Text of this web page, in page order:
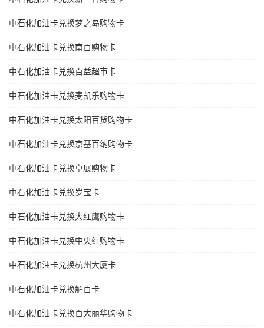
中石化加油卡兑换梦之岛购物卡
中石化加油卡兑换南百购物卡
中石化加油卡兑换百益超市卡
中石化加油卡兑换麦凯乐购物卡
中石化加油卡兑换太阳百货购物卡
中石化加油卡兑换京基百纳购物卡
中石化加油卡兑换卓展购物卡
中石化加油卡兑换岁宝卡
中石化加油卡兑换大红鹰购物卡
中石化加油卡兑换中央红购物卡
中石化加油卡兑换杭州大厦卡
中石化加油卡兑换解百卡
中石化加油卡兑换百大丽华购物卡